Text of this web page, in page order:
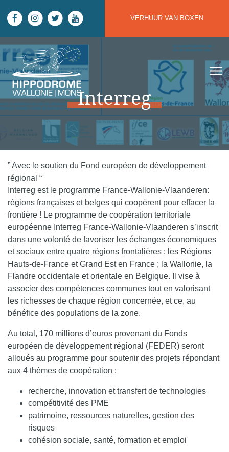
VERHUUR VAN BOXEN
Hippodrome Wallonie | Mons
Interreg
” Avec le soutien du Fond européen de développement
régional “
Interreg est le programme France-Wallonie-Vlaanderen:
régions françaises et belges qui coopèrent pour effacer la
frontière ! Le programme de coopération territoriale
européenne Interreg France-Wallonie-Vlaanderen s’inscrit
dans une volonté de favoriser les échanges économiques
et sociaux entre quatre régions frontalières : les Régions
Hauts-de-France et Grand Est en France ; la Wallonie, la
Flandre occidentale et orientale en Belgique. Il vise à
associer des compétences communes tout en valorisant
les richesses de chaque région concernée, et ce, au
bénéfice des populations de la zone.
Au total, 170 millions d’euros provenant du Fonds
européen de développement régional (FEDER) seront
alloués au programme pour soutenir des projets répondant
aux 4 thèmes de coopération :
recherche, innovation et transfert de technologies
compétitivité des PME
patrimoine, ressources naturelles, gestion des
risques
cohésion sociale, santé, formation et emploi